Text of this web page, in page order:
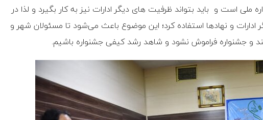
ملی است و باید بتواند ظرفیت های دیگر ادارات نیز به کار بگیرد و لذا در
ادارات و نهادها استفاده کرد؛ این موضوع باعث می‌شود تا مسئولان شهر و
و جشنواره فراموش نشود و شاهد رشد کیفی جشنواره باشیم.